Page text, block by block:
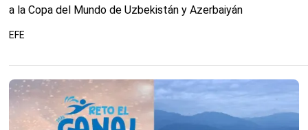
a la Copa del Mundo de Uzbekistán y Azerbaiyán
EFE